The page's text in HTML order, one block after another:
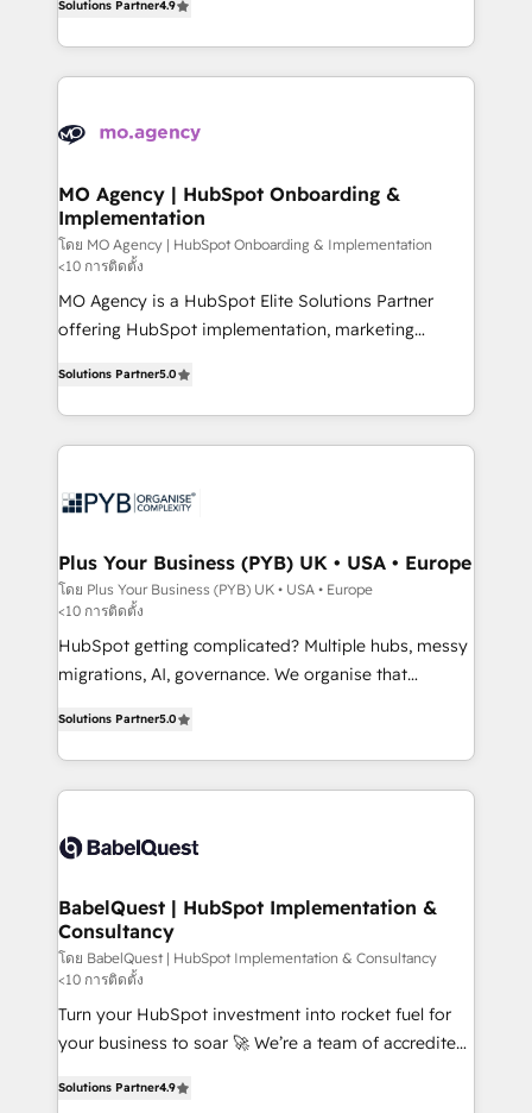
new to HubSpot or seeking to turn around a poor
install, our team have the change management
migrate, replatform, and scale smarter. We specialize
in high-impact CRM and CMS migrations and
onboarding from platforms like Salesforce, NetSuite,
WordPress and legacy CRMs, turning fragmented
architectures that accelerate revenue operations and
performance. - Multi-object CRM migration, cleanup,
and implementation. - Pre-built and custom
integrations across your full tech stack. - Custom
object setup, CMS builds, and full-funnel automation.
- Dashboards, lifecycle campaigns, and lead
Ongoing optimization, managed support, and
scalable retainers. Let’s make HubSpot your most
drive results.
Solutions Partner4.9
MO Agency | HubSpot Onboarding &
Implementation
โดย MO Agency | HubSpot Onboarding & Implementation
<10 การติดตั้ง
MO Agency is a HubSpot Elite Solutions Partner
offering HubSpot implementation, marketing
paid media, content marketing, AEO and GEO (AI
search optimisation), and HubSpot Content Hub and
WordPress development. We work with enterprise
professional services, financial services and
Town, Dubai & London. 500+ HubSpot CRM
implementations delivered. AI visibility coverage
across ChatGPT, Claude, Perplexity, Gemini and
Google AI Overviews. HubSpot Impact Award -
Customer First HubSpot Impact Award - Integrations
Migration Excellence HubSpot Impact Award -
Platform Excellence 40+ full-time HubSpot
professionals. 100s of certifications and
Solutions Partner5.0
Plus Your Business (PYB) UK • USA • Europe
โดย Plus Your Business (PYB) UK • USA • Europe
<10 การติดตั้ง
HubSpot getting complicated? Multiple hubs, messy
migrations, AI, governance. We organise that
Welcome to our Profile! We help with: • CRM
implementation, reports, workflows, and team
training • CRM migration from Salesforce, Pipedrive,
custom API integrations • AI governance for
Boutique 'Elite' team of 12 • 150+ clients across Sales
Hub, Marketing Hub, Service Hub, Data Hub and
CMS • ISO/IEC 27001:2022, ISO 9001:2015, and ISO
42001:2023 certified - the AI management standard •
GuardHub: our AI governance framework, built on
ISO 42001 Ready for the next step? Click the 👈
Solutions Partner5.0
BabelQuest | HubSpot Implementation &
Consultancy
โดย BabelQuest | HubSpot Implementation & Consultancy
<10 การติดตั้ง
Turn your HubSpot investment into rocket fuel for
your business to soar 🚀 We’re a team of accredited
implement the platform into complex business
Solutions Partner4.9